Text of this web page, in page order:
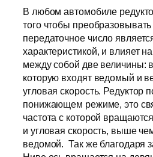
В любом автомобиле
того чтобы
передаточное число
характеристикой, и влияет
между собой две величины:
которую входят ведомый и
угловая скорость. Редуктор
понижающем режиме, это
частота с которой
и угловая скорость, выше
ведомой. Так же благодаря